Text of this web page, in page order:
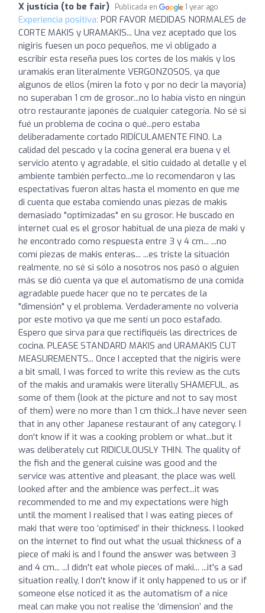
X justícia (to be fair) Publicada en 1 year ago
Experiencia positiva: POR FAVOR MEDIDAS NORMALES de
CORTE MAKIS y URAMAKIS... Una vez aceptado que los
nigiris fuesen un poco pequeños, me vi obligado a
escribir esta reseña pues los cortes de los makis y los
uramakis eran literalmente VERGONZOSOS, ya que
algunos de ellos (miren la foto y por no decir la mayoría)
no superaban 1 cm de grosor...no lo había visto en ningún
otro restaurante japonés de cualquier categoría. No sé si
fué un problema de cocina o qué...pero estaba
deliberadamente cortado RIDÍCULAMENTE FINO. La
calidad del pescado y la cocina general era buena y el
servicio atento y agradable, el sitio cuidado al detalle y el
ambiente también perfecto...me lo recomendaron y las
espectativas fueron altas hasta el momento en que me
di cuenta que estaba comiendo unas piezas de makis
demasiado "optimizadas" en su grosor. He buscado en
internet cual es el grosor habitual de una pieza de maki y
he encontrado como respuesta entre 3 y 4 cm... ...no
comí piezas de makis enteras... ...es triste la situación
realmente, no sé si sólo a nosotros nos pasó o alguien
más se dió cuenta ya que el automatismo de una comida
agradable puede hacer que no te percates de la
"dimensión" y el problema. Verdaderamente no volvería
por este motivo ya que me sentí un poco estafado.
Espero que sirva para que rectifiquéis las directrices de
cocina. PLEASE STANDARD MAKIS and URAMAKIS CUT
MEASUREMENTS... Once I accepted that the nigiris were
a bit small, I was forced to write this review as the cuts
of the makis and uramakis were literally SHAMEFUL, as
some of them (look at the picture and not to say most
of them) were no more than 1 cm thick...I have never seen
that in any other Japanese restaurant of any category. I
don't know if it was a cooking problem or what...but it
was deliberately cut RIDICULOUSLY THIN. The quality of
the fish and the general cuisine was good and the
service was attentive and pleasant, the place was well
looked after and the ambience was perfect...it was
recommended to me and my expectations were high
until the moment I realised that I was eating pieces of
maki that were too ‘optimised’ in their thickness. I looked
on the internet to find out what the usual thickness of a
piece of maki is and I found the answer was between 3
and 4 cm... ...I didn't eat whole pieces of maki... ...it's a sad
situation really, I don't know if it only happened to us or if
someone else noticed it as the automatism of a nice
meal can make you not realise the ‘dimension’ and the